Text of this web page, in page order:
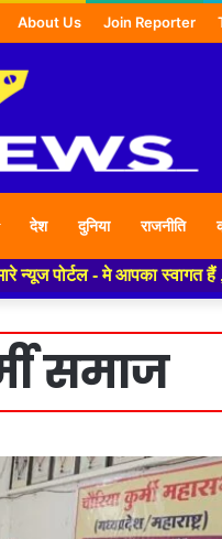
About Us Join Reporter
देश दुनिया राजनीति
पोर्टल - मे आपका स्वागत हैं
समाज